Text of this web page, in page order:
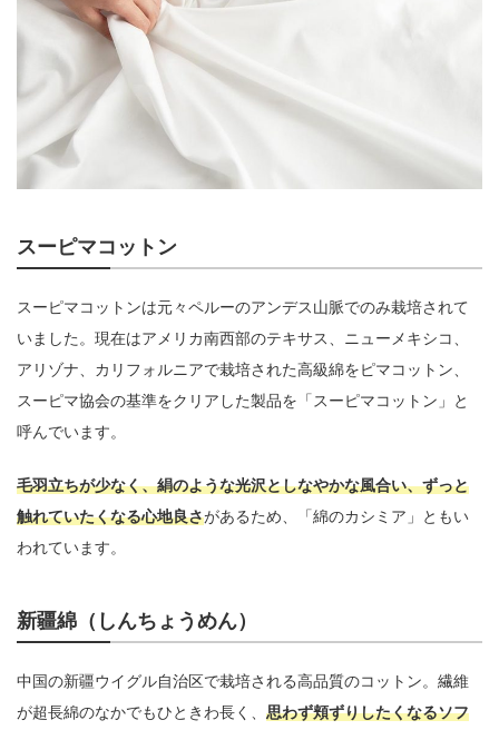
スーピマコットン
スーピマコットンは元々ペルーのアンデス山脈でのみ栽培されて
いました。現在はアメリカ南西部のテキサス、ニューメキシコ、
アリゾナ、カリフォルニアで栽培された高級綿をピマコットン、
スーピマ協会の基準をクリアした製品を「スーピマコットン」と
呼んでいます。
毛羽立ちが少なく、絹のような光沢としなやかな風合い、ずっと
触れていたくなる心地良さがあるため、「綿のカシミア」ともい
われています。
新疆綿（しんちょうめん）
中国の新疆ウイグル自治区で栽培される高品質のコットン。繊維
が超長綿のなかでもひときわ長く、 思わず頬ずりしたくなるソフ